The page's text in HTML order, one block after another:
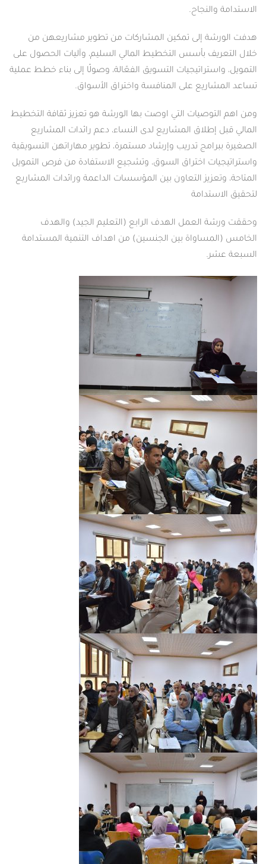
الاستدامة والنجاح.
هدفت الورشة إلى تمكين المشاركات من تطوير مشاريعهن من
خلال التعريف بأسس التخطيط المالي السليم، وآليات الحصول على
التمويل، واستراتيجيات التسويق الفعّالة، وصولًا إلى بناء خطط عملية
تساعد المشاريع على المنافسة واختراق الأسواق.
ومن اهم التوصيات التي اوصت بها الورشة هو تعزيز ثقافة التخطيط
المالي قبل إطلاق المشاريع لدى النساء، دعم رائدات المشاريع
الصغيرة ببرامج تدريب وإرشاد مستمرة، تطوير مهاراتهن التسويقية
واستراتيجيات اختراق السوق، وتشجيع الاستفادة من فرص التمويل
المتاحة، وتعزيز التعاون بين المؤسسات الداعمة ورائدات المشاريع
لتحقيق الاستدامة
وحققت ورشة العمل الهدف الرابع (التعليم الجيد) والهدف
الخامس (المساواة بين الجنسين) من اهداف التنمية المستدامة
السبعة عشر.